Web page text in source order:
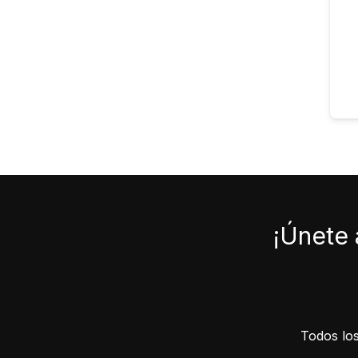
Todos